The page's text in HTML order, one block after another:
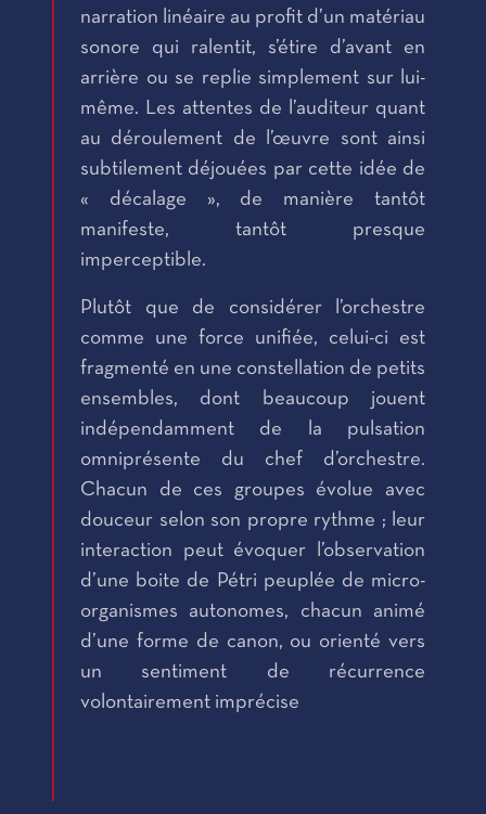
narration linéaire au profit d’un matériau
sonore qui ralentit, s’étire d’avant en
arrière ou se replie simplement sur lui-
même. Les attentes de l’auditeur quant
au déroulement de l’œuvre sont ainsi
subtilement déjouées par cette idée de
« décalage », de manière tantôt
manifeste, tantôt presque
imperceptible.
Plutôt que de considérer l’orchestre
comme une force unifiée, celui-ci est
fragmenté en une constellation de petits
ensembles, dont beaucoup jouent
indépendamment de la pulsation
omniprésente du chef d’orchestre.
Chacun de ces groupes évolue avec
douceur selon son propre rythme ; leur
interaction peut évoquer l’observation
d’une boite de Pétri peuplée de micro-
organismes autonomes, chacun animé
d’une forme de canon, ou orienté vers
un sentiment de récurrence
volontairement imprécise